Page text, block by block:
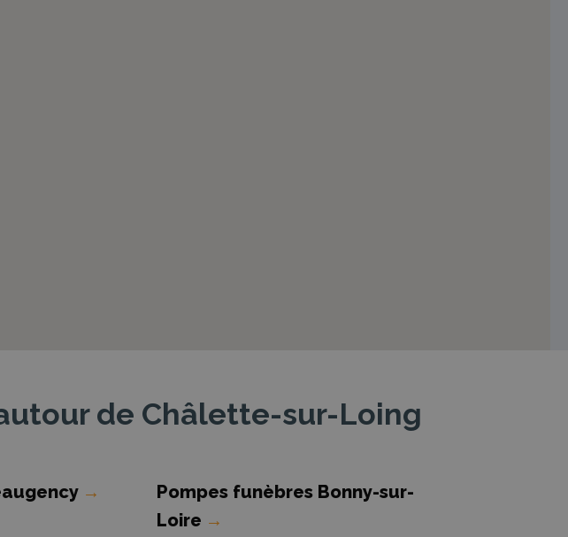
de Châlette-sur-Loing
→
Pompes funèbres Bonny-sur-
Loire →